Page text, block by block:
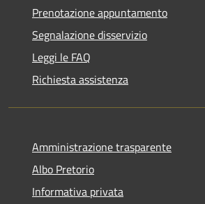
Prenotazione appuntamento
Segnalazione disservizio
Leggi le FAQ
Richiesta assistenza
Amministrazione trasparente
Albo Pretorio
Informativa privata